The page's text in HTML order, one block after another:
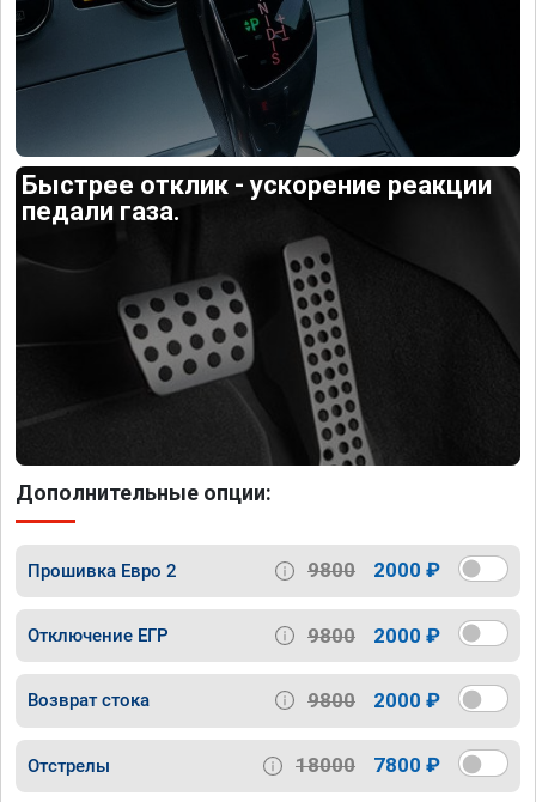
Быстрее отклик - ускорение реакции
педали газа.
Дополнительные опции:
Прошивка Евро 2 9800 2000 ₽
Отключение ЕГР 9800 2000 ₽
Возврат стока 9800 2000 ₽
Отстрелы 18000 7800 ₽